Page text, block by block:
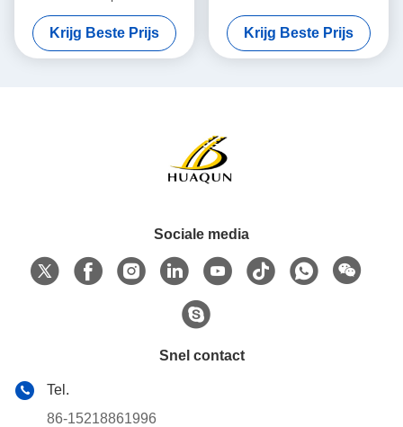
wegmarkeringsverf
Krijg Beste Prijs
glazen korrels met een hoge
brekingsindex en lange
duurzaamheid
Krijg Beste Prijs
Sociale media
Snel contact
Tel.
86-15218861996